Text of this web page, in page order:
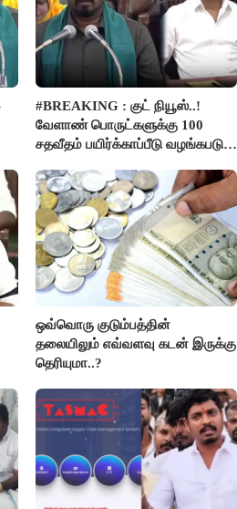
#BREAKING : குட் நியூஸ்..!
வேளாண் பொருட்களுக்கு 100
சதவீதம் பயிர்க்காப்பீடு வழங்கபடும்
ஒவ்வொரு குடும்பத்தின்
தலையிலும் எவ்வளவு கடன் இருக்கு
தெரியுமா..?